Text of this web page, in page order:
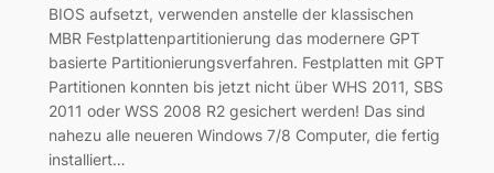
BIOS aufsetzt, verwenden anstelle der klassischen
MBR Festplattenpartitionierung das modernere GPT
basierte Partitionierungsverfahren. Festplatten mit GPT
Partitionen konnten bis jetzt nicht über WHS 2011, SBS
2011 oder WSS 2008 R2 gesichert werden! Das sind
nahezu alle neueren Windows 7/8 Computer, die fertig
installiert…